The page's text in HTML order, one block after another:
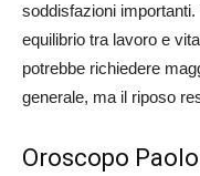
soddisfazioni
equilibrio tra lavoro e
potrebbe richiedere
generale, ma il riposo
Oroscopo